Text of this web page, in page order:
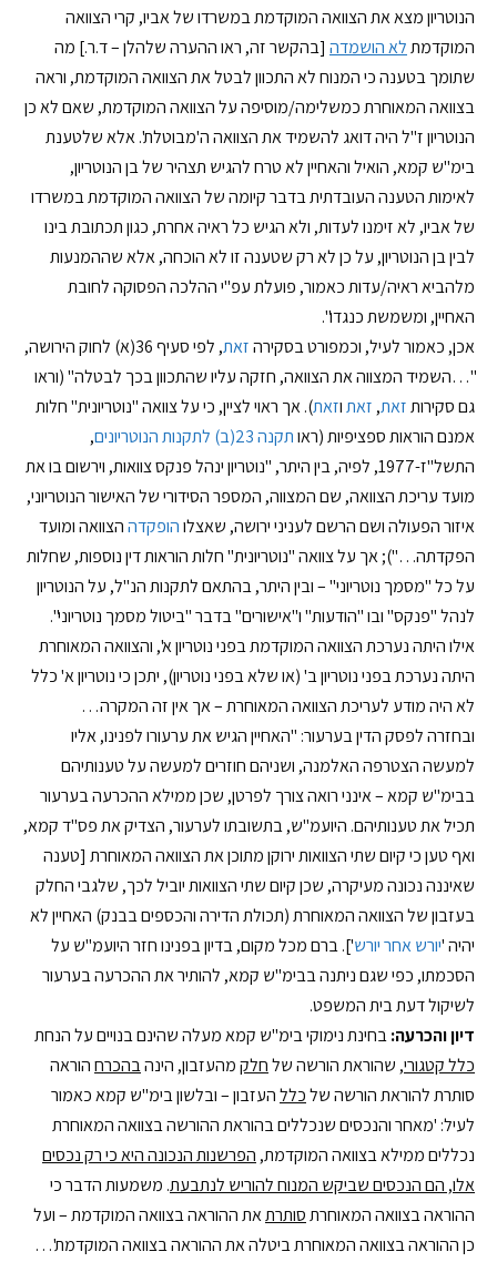
הנוטריון מצא את הצוואה המוקדמת במשרדו של אביו, קרי הצוואה
המוקדמתלא הושמדה [בהקשר זה, ראו ההערה שלהלן – ד.ר.] מה
שתומך בטענה כי המנוח לא התכוון לבטל את הצוואה המוקדמת, וראה
בצוואה המאוחרת כמשלימה/מוסיפה על הצוואה המוקדמת, שאם לא כן
הנוטריון ז"ל היה דואג להשמיד את הצוואה ה'מבוטלת'. אלא שלטענת
בימ"ש קמא, הואיל והאחיין לא טרח להגיש תצהיר של בן הנוטריון,
לאימות הטענה העובדתית בדבר קיומה של הצוואה המוקדמת במשרדו
של אביו, לא זימנו לעדות, ולא הגיש כל ראיה אחרת, כגון תכתובת בינו
לבין בן הנוטריון, על כן לא רק שטענה זו לא הוכחה, אלא שההמנעות
מלהביא ראיה/עדות כאמור, פועלת עפ"י ההלכה הפסוקה לחובת
האחיין, ומשמשת כנגדו".
אכן, כאמור לעיל, וכמפורט בסקירהזאת
, לפי סעיף 36(א) לחוק הירושה,
"…השמיד המצווה את הצוואה, חזקה עליו שהתכוון בכך לבטלה" (וראו
גם סקירותזאת, זאתוזאת). אך ראוי לציין, כי על צוואה "נוטריונית" חלות
אמנם הוראות ספציפיות (ראותקנה 23(ב) לתקנות הנוטריונים
,
התשל"ז-1977, לפיה, בין היתר, "נוטריון ינהל פנקס צוואות, וירשום בו את
מועד עריכת הצוואה, שם המצווה, המספר הסידורי של האישור הנוטריוני,
איזור הפעולה ושם הרשם לעניני ירושה, שאצלוהופקדההצוואה ומועד
הפקדתה…"); אך על צוואה "נוטריונית" חלות הוראות דין נוספות, שחלות
על כל "מסמך נוטריוני" – ובין היתר, בהתאם לתקנות הנ"ל, על הנוטריון
לנהל "פנקס" ובו "הודעות" ו"אישורים" בדבר "ביטול מסמך נוטריוני".
אילו היתה נערכת הצוואה המוקדמת בפני נוטריון א', והצוואה המאוחרת
היתה נערכת בפני נוטריון ב' (או שלא בפני נוטריון), יתכן כי נוטריון א' כלל
לא היה מודע לעריכת הצוואה המאוחרת – אך אין זה המקרה…
ובחזרה לפסק הדין בערעור: "האחיין הגיש את ערעורו לפנינו, אליו
למעשה הצטרפה האלמנה, ושניהם חוזרים למעשה על טענותיהם
בבימ"ש קמא – אינני רואה צורך לפרטן, שכן ממילא ההכרעה בערעור
תכיל את טענותיהם. היועמ"ש, בתשובתו לערעור, הצדיק את פס"ד קמא,
ואף טען כי קיום שתי הצוואות ירוקן מתוכן את הצוואה המאוחרת [טענה
שאיננה נכונה מעיקרה, שכן קיום שתי הצוואות יוביל לכך, שלגבי החלק
בעזבון של הצוואה המאוחרת (תכולת הדירה והכספים בבנק) האחיין לא
יהיה 'יורש אחר יורש']. ברם מכל מקום, בדיון בפנינו חזר היועמ"ש על
הסכמתו, כפי שגם ניתנה בבימ"ש קמא, להותיר את ההכרעה בערעור
לשיקול דעת בית המשפט.
דיון והכרעה:בחינת נימוקי בימ"ש קמא מעלה שהינם בנויים על הנחת
כלל קטגורי, שהוראת הורשה שלחלקמהעזבון, הינהבהכרחהוראה
סותרת להוראת הורשה שלכללהעזבון – ובלשון בימ"ש קמא כאמור
לעיל: 'מאחר והנכסים שנכללים בהוראת ההורשה בצוואה המאוחרת
נכללים ממילא בצוואה המוקדמת, הפרשנות הנכונה היא כי רק נכסים
אלו, הם הנכסים שביקש המנוח להוריש לנתבעת. משמעות הדבר כי
ההוראה בצוואה המאוחרתסותרתאת ההוראה בצוואה המוקדמת – ועל
כן ההוראה בצוואה המאוחרת ביטלה את ההוראה בצוואה המוקדמת'…